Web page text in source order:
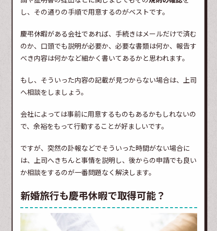
し、その通りの手順で用意するのがベストです。
慶弔休暇がある会社であれば、手続きはメールだけで済む
のか、口頭でも説明が必要か、必要な書類は何か、報告す
べき内容は何かなど細かく書いてあるかと思われます。
もし、そういった内容の記載が見つからない場合は、上司
へ相談をしましょう。
会社によっては事前に用意するものもあるかもしれないの
で、余裕をもって行動することが好ましいです。
ですが、突然の訃報などでそういった時間がない場合に
は、上司へきちんと事情を説明し、後からの申請でも良い
か相談をするのが一番問題なく解決します。
新婚旅行も慶弔休暇で取得可能？